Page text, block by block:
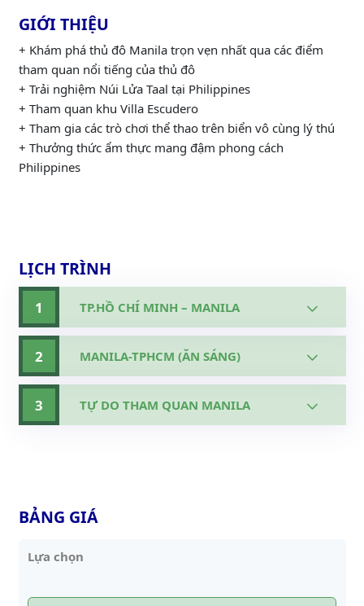
GIỚI THIỆU
+ Khám phá thủ đô Manila trọn vẹn nhất qua các điểm
tham quan nổi tiếng của thủ đô
+ Trải nghiệm Núi Lửa Taal tại Philippines
+ Tham quan khu Villa Escudero
+ Tham gia các trò chơi thể thao trên biển vô cùng lý thú
+ Thưởng thức ẩm thực mang đậm phong cách
Philippines
LỊCH TRÌNH
1 TP.HỒ CHÍ MINH – MANILA
2 MANILA-TPHCM (ĂN SÁNG)
3 TỰ DO THAM QUAN MANILA
BẢNG GIÁ
Lựa chọn